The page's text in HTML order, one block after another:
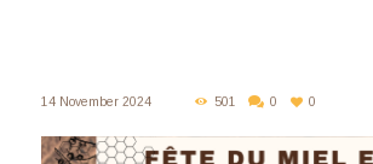
14 November 2024 501 0 0